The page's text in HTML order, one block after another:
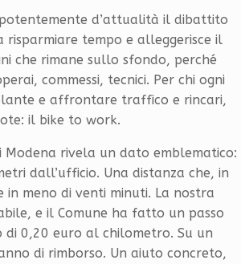
d’attualità il dibattito
tempo e alleggerisce il
che rimane sullo sfondo, perché
commessi, tecnici. Per chi ogni
e affrontare traffico e rincari,
il bike to work.
Modena rivela un dato emblematico:
dall’ufficio. Una distanza che, in
meno di venti minuti. La nostra
e il Comune ha fatto un passo
0,20 euro al chilometro. Su un
di rimborso. Un aiuto concreto,